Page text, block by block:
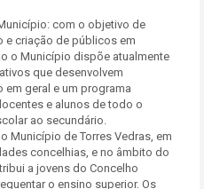
com o objetivo de
criação de públicos em
o Município dispõe atualmente
que desenvolvem
geral e um programa
e alunos de todo o
ao secundário.
Município de Torres Vedras, em
concelhias, e no âmbito do
a jovens do Concelho
o ensino superior. Os